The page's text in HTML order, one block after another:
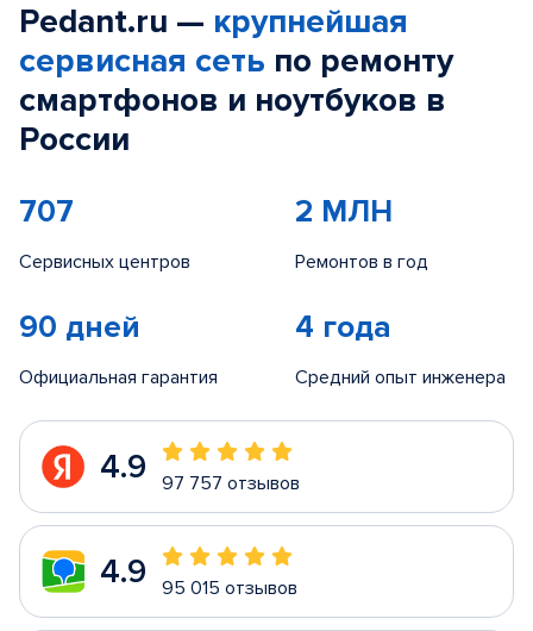
Pedant.ru — крупнейшая
сервисная сеть по ремонту
смартфонов и ноутбуков в
России
707
Сервисных центров
2 МЛН
Ремонтов в год
90 дней
Официальная гарантия
4 года
Средний опыт инженера
4.9 97 757 отзывов
4.9 95 015 отзывов